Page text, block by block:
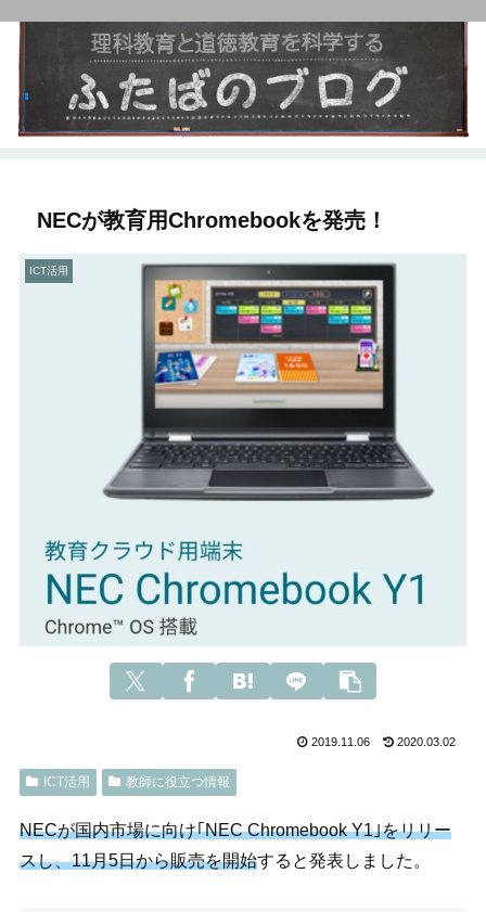
NECが教育用Chromebookを発売！
ICT活用
2019.11.06 2020.03.02
ICT活用 教師に役立つ情報
NECが国内市場に向け｢NECChromebookY1｣をリリー
スし、11月5日から販売を開始すると発表しました。